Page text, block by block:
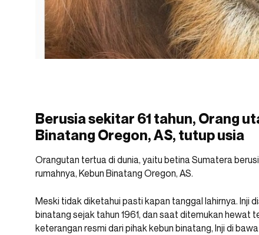
Berusia sekitar 61 tahun, Orang
Binatang Oregon, AS, tutup usia
Orangutan tertua di dunia, yaitu betina Sumatera
rumahnya, Kebun Binatang Oregon, AS.
Meski tidak diketahui pasti kapan tanggal lahirnya. Inji
binatang sejak tahun 1961, dan saat ditemukan hewat
keterangan resmi dari pihak kebun binatang, Inji di